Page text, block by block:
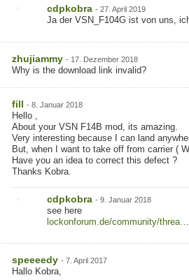
cdpkobra - 27. April 2019
Ja der VSN_F104G ist von uns,
zhujiammy - 17. Dezember 2018
Why is the download link invalid?
fill - 8. Januar 2018
Hello ,
About your VSN F14B mod, its amazing.
Very interesting because I can land
But, when I want to take off from carrier (
Have you an idea to correct this defect ?
Thanks Kobra.
cdpkobra - 9. Januar 2018
see here
lockonforum.de/community/
speeeedy - 7. April 2017
Hallo Kobra,